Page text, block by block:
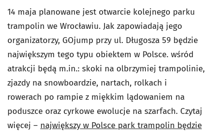
14 maja planowane jest otwarcie kolejnego parku
trampolin we Wrocławiu. Jak zapowiadają jego
organizatorzy, GOjump przy ul. Długosza 59 będzie
największym tego typu obiektem w Polsce. wśród
atrakcji będą m.in.: skoki na olbrzymiej trampolinie,
zjazdy na snowboardzie, nartach, rolkach i
rowerach po rampie z miękkim lądowaniem na
poduszce oraz cyrkowe ewolucje na szarfach. Czytaj
więcej – największy w Polsce park trampolin będzie